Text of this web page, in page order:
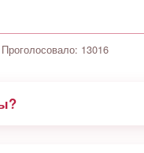
Проголосовало: 13016